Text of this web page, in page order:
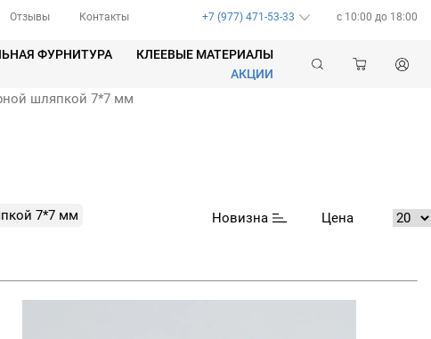
Отзывы Контакты +7 (977) 471-53-33 c 10:00 до 18:00
ФУРНИТУРА
КЛЕЕВЫЕ МАТЕРИАЛЫ
АКЦИИ
шляпкой 7*7 мм
7*7 мм Новизна Цена